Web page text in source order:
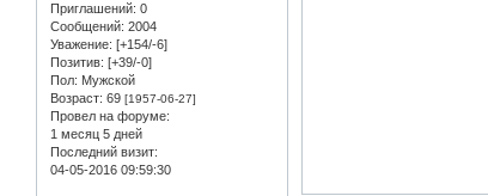
Приглашений: 0
Сообщений: 2004
Уважение: [+154/-6]
Позитив: [+39/-0]
Пол: Мужской
Возраст: 69 [1957-06-27]
Провел на форуме:
1 месяц 5 дней
Последний визит:
04-05-2016 09:59:30